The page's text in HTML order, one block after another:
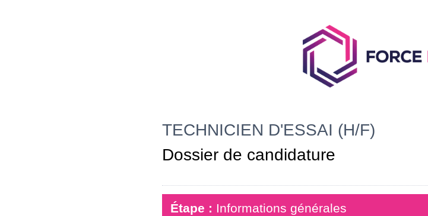
TECHNICIEN D'ESSAI (H/F)
Dossier de candidature
Étape : Informations générales